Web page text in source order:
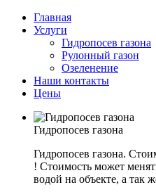
Главная
Услуги
Гидропосев газона
Рулонный газон
Озеленение
Наши контакты
Цены
Гидропосев газона
Гидропосев газона.
! Стоимость может
водой на объекте, а так